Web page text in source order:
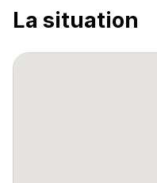
La situation